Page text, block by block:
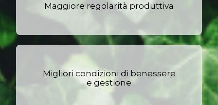
Maggiore regolarità produttiva
Migliori condizioni di benessere
e gestione